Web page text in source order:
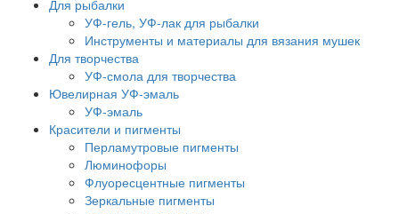
Для рыбалки
УФ-гель, УФ-лак для рыбалки
Инструменты и материалы для вязания мушек
Для творчества
УФ-смола для творчества
Ювелирная УФ-эмаль
УФ-эмаль
Красители и пигменты
Перламутровые пигменты
Люминофоры
Флуоресцентные пигменты
Зеркальные пигменты